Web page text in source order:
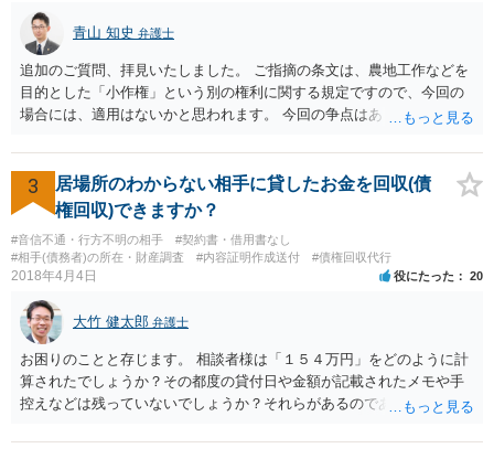
青山 知史 弁護士
追加のご質問、拝見いたしました。 ご指摘の条文は、農地工作などを
目的とした「小作権」という別の権利に関する規定ですので、今回の
場合には、適用はないかと思われます。 今回の争点はあくまで、明け
なりますが、複数の先生方も述べておられる通り、一般的に解除が認
められる事案と比べても、今回は賃料未払の期間が長いですので、ご
記載の事情だけを踏まえれば、解除に基づく明渡しが認められる見込
みはある事案かと思われます。
3
居場所のわからない相手に貸したお金を回収(債
権回収)できますか？
#音信不通・行方不明の相手
#契約書・借用書なし
#相手(債務者)の所在・財産調査
#内容証明作成送付 #債権回収代行
2018年4月4日 役にたった 20
大竹 健太郎 弁護士
お困りのことと存じます。 相談者様は「１５４万円」をどのように計
算されたでしょうか？その都度の貸付日や金額が記載されたメモや手
控えなどは残っていないでしょうか？それらがあるのであればメール
です。 彼の住所については住民票上の住所であれば調査することは可